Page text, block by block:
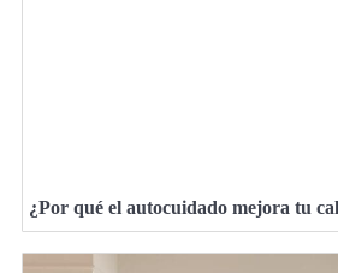
¿Por qué el autocuidado mejora tu